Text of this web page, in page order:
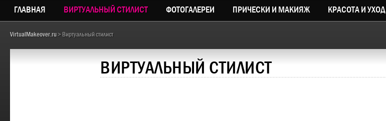
ГЛАВНАЯ ВИРТУАЛЬНЫЙ СТИЛИСТ ФОТОГАЛЕРЕИ ПРИЧЕСКИ И МАКИЯЖ КРАСОТА И УХОД
VirtualMakeover.ru> Виртуальный стилист
ВИРТУАЛЬНЫЙ СТИЛИСТ